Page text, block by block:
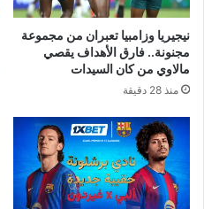
نيجيريا وزامبيا تعبران من مجموعة
مجنونة.. فارق الأهداف يقصي
مالاوي من كان السيدات
منذ 28 دقيقة